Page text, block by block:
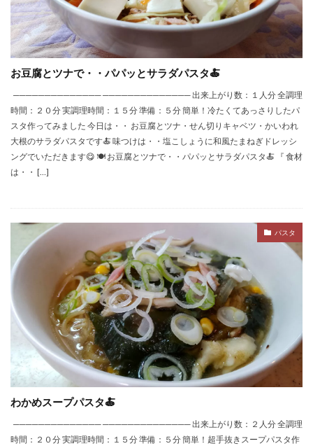
お豆腐とツナで・・パパッとサラダパスタ🍝
────────────── ────────────── 出来上がり数：１人分 全調理
時間：２０分 実調理時間：１５分 準備：５分 簡単！冷たくてあっさりしたパ
スタ作ってみました 今日は・・ お豆腐とツナ・せん切りキャベツ・かいわれ
大根のサラダパスタです🍝 味つけは・・塩こしょうに和風たまねぎドレッシ
ングでいただきます😋 🍽 お豆腐とツナで・・パパッとサラダパスタ🍝 『 食材
は・・ […]
パスタ
わかめスープパスタ🍝
────────────── ────────────── 出来上がり数：２人分 全調理
時間：２０分 実調理時間：１５分 準備：５分 簡単！超手抜きスープパスタ作